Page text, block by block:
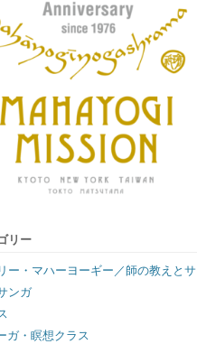
リー
ー・マハーヨーギー／師の教えとサ
ンガ
ガ・瞑想クラス